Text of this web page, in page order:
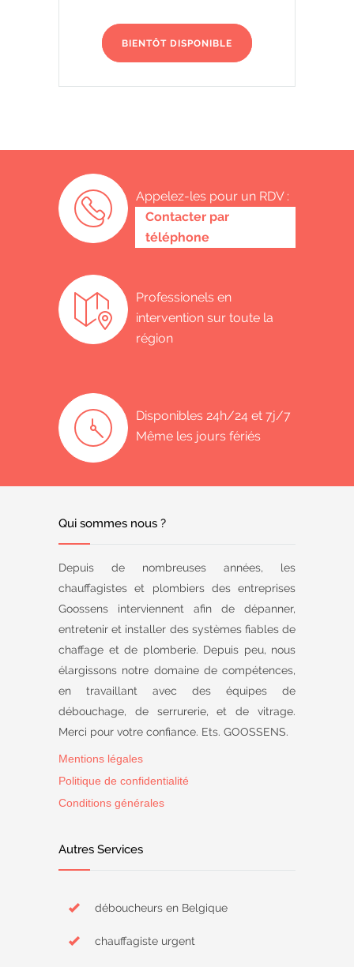
BIENTÔT DISPONIBLE
Appelez-les pour un RDV :
0485 58 62 32
Contacter par
téléphone
Professionels en
intervention sur toute la
région
Disponibles 24h/24 et 7j/7
Même les jours fériés
Qui sommes nous ?
Depuis de nombreuses années, les
chauffagistes et plombiers des entreprises
Goossens interviennent afin de dépanner,
entretenir et installer des systèmes fiables de
chaffage et de plomberie. Depuis peu, nous
élargissons notre domaine de compétences,
en travaillant avec des équipes de
débouchage, de serrurerie, et de vitrage.
Merci pour votre confiance. Ets. GOOSSENS.
Mentions légales
Politique de confidentialité
Conditions générales
Autres Services
déboucheurs en Belgique
chauffagiste urgent